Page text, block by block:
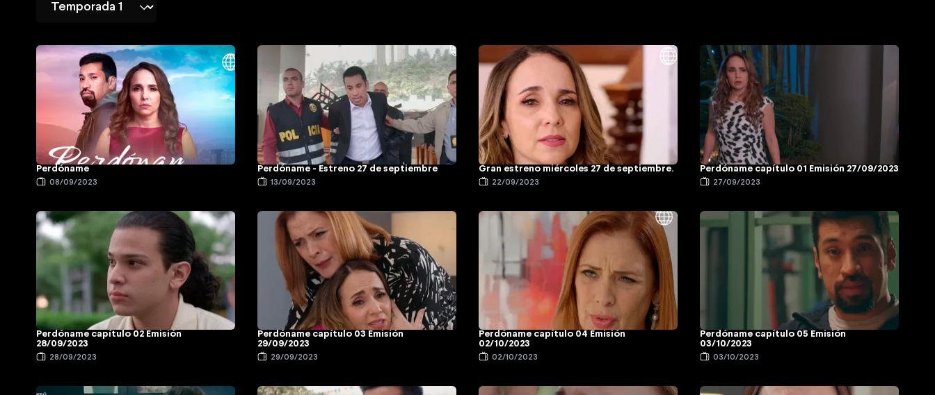
Perdóname
08/09/2023
Perdóname - Estreno 27 de septiembre
13/09/2023
Gran estreno miércoles 27 de septiembre.
22/09/2023
Perdóname capítulo 01 Emisión 27/09/2023
27/09/2023
Perdóname capítulo 02 Emisión
28/09/2023
28/09/2023
Perdóname capítulo 03 Emisión
29/09/2023
29/09/2023
Perdóname capítulo 04 Emisión
02/10/2023
02/10/2023
Perdóname capítulo 05 Emisión
03/10/2023
03/10/2023